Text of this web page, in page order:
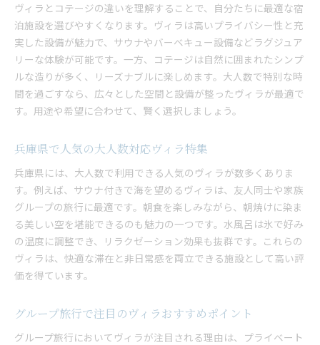
ヴィラとコテージの違いを理解することで、自分たちに最適な宿
泊施設を選びやすくなります。ヴィラは高いプライバシー性と充
実した設備が魅力で、サウナやバーベキュー設備などラグジュア
リーな体験が可能です。一方、コテージは自然に囲まれたシンプ
ルな造りが多く、リーズナブルに楽しめます。大人数で特別な時
間を過ごすなら、広々とした空間と設備が整ったヴィラが最適で
す。用途や希望に合わせて、賢く選択しましょう。
兵庫県で人気の大人数対応ヴィラ特集
兵庫県には、大人数で利用できる人気のヴィラが数多くありま
す。例えば、サウナ付きで海を望めるヴィラは、友人同士や家族
グループの旅行に最適です。朝食を楽しみながら、朝焼けに染ま
る美しい空を堪能できるのも魅力の一つです。水風呂は氷で好み
の温度に調整でき、リラクゼーション効果も抜群です。これらの
ヴィラは、快適な滞在と非日常感を両立できる施設として高い評
価を得ています。
グループ旅行で注目のヴィラおすすめポイント
グループ旅行においてヴィラが注目される理由は、プライベート